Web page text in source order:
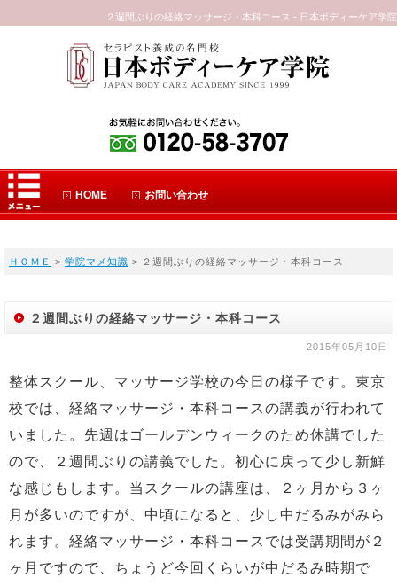
２週間ぶりの経絡マッサージ・本科コース - 日本ボディーケア学院
HOME お問い合わせ
ＨＯＭＥ > 学院マメ知識 > ２週間ぶりの経絡マッサージ・本科コース
２週間ぶりの経絡マッサージ・本科コース
2015年05月10日
整体スクール、マッサージ学校の今日の様子です。東京
校では、経絡マッサージ・本科コースの講義が行われて
いました。先週はゴールデンウィークのため休講でした
ので、２週間ぶりの講義でした。初心に戻って少し新鮮
な感じもします。当スクールの講座は、２ヶ月から３ヶ
月が多いのですが、中頃になると、少し中だるみがみら
れます。経絡マッサージ・本科コースでは受講期間が２
ヶ月ですので、ちょうど今回くらいが中だるみ時期で